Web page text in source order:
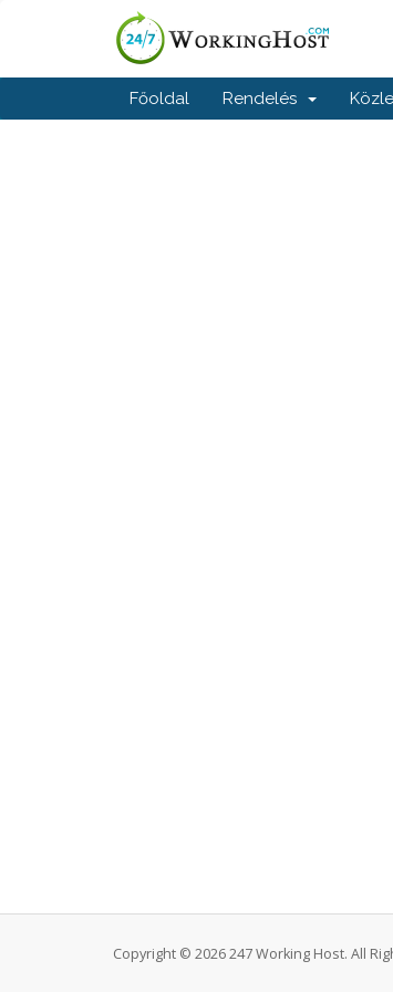
Főoldal Rendelés
Copyright © 2026 247 Working Host. All